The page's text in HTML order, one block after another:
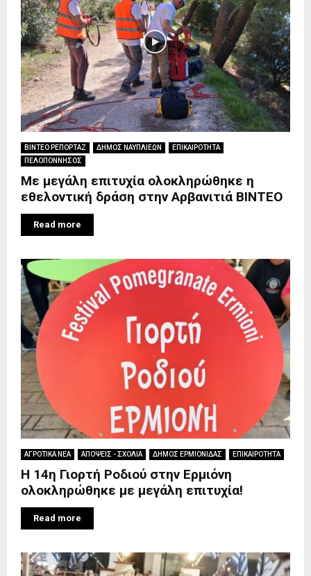
ΒΙΝΤΕΟ ΡΕΠΟΡΤΑΖ ΔΗΜΟΣ ΝΑΥΠΛΙΕΩΝ
ΕΠΙΚΑΙΡΟΤΗΤΑ
ΠΕΛΟΠΟΝΝΗΣΟΣ
Με μεγάλη επιτυχία ολοκληρώθηκε η
εθελοντική δράση στην Αρβανιτιά BINTEO
Read more
ΑΓΡΟΤΙΚΑ ΝΕΑ ΑΠΟΨΕΙΣ - ΣΧΟΛΙΑ ΔΗΜΟΣ ΕΡΜΙΟΝΙΔΑΣ ΕΠΙΚΑΙΡΟΤΗΤΑ
Η 14η Γιορτή Ροδιού στην Ερμιόνη
ολοκληρώθηκε με μεγάλη επιτυχία!
Read more